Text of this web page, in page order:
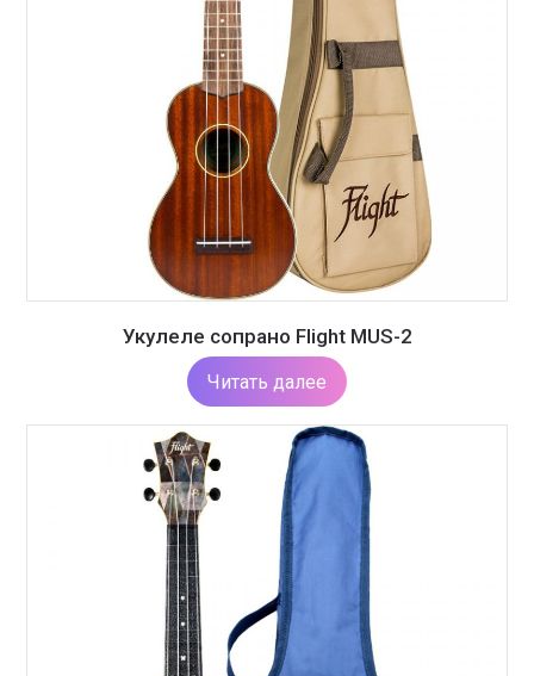
Укулеле сопрано Flight MUS-2
Читать далее